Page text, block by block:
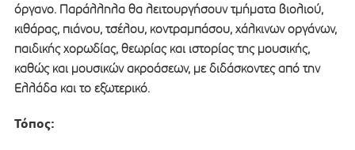
όργανο. Παράλληλα θα λειτουργήσουν τμήματα βιολιού,
κιθάρας, πιάνου, τσέλου, κοντραμπάσου, χάλκινων οργάνων,
παιδικής χορωδίας, θεωρίας και ιστορίας της μουσικής,
καθώς και μουσικών ακροάσεων, με διδάσκοντες από την
Ελλάδα και το εξωτερικό.
Τόπος: